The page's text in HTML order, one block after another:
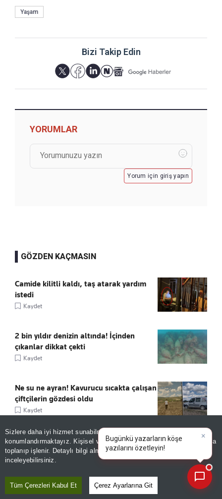
Sizlere daha iyi hizmet sunabilmek adına sitemizde
konumlandırmaktayız. Kişisel verileriniz, KVKK ve GDPR kapsamında
toplanıp işlenir. Detaylı bilgi almak içinAydınlatma Metnimizi
inceleyebilirsiniz.
Tüm Çerezleri Kabul Et Çerez Ayarlarına Git
Yaşam
Bizi Takip Edin
YORUMLAR
Yorum için giriş yapın
GÖZDEN KAÇMASIN
Camide kilitli kaldı, taş atarak yardım
istedi
Kaydet
2 bin yıldır denizin altında! İçinden
çıkanlar dikkat çekti
Kaydet
Ne su ne ayran! Kavurucu sıcakta çalışan
çiftçilerin gözdesi oldu
Kaydet
İran lideri Hamaney ile Pezeşkiyan
arasında kritik görüşme!
Kaydet
Bugünkü yazarla